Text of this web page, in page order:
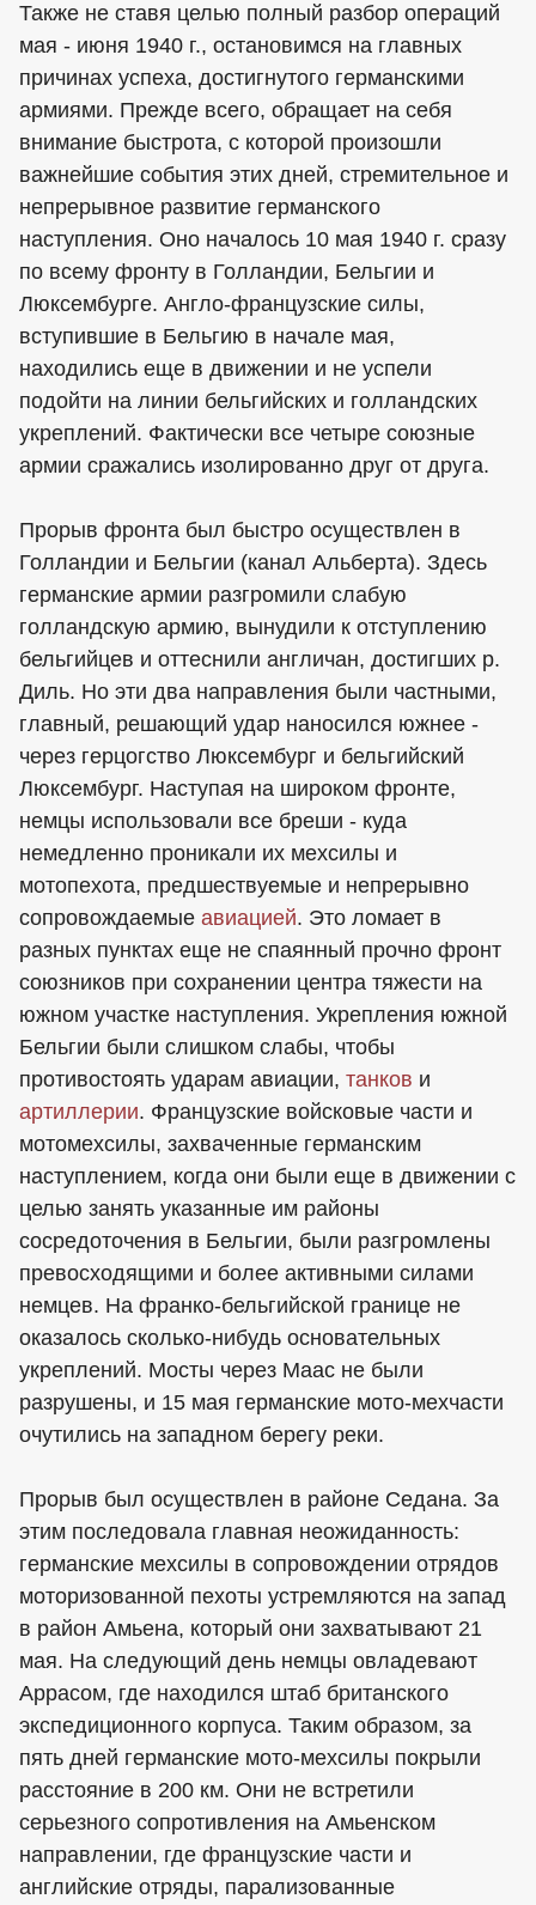
Также не ставя целью полный разбор операций
мая - июня 1940 г., остановимся на главных
причинах успеха, достигнутого германскими
армиями. Прежде всего, обращает на себя
внимание быстрота, с которой произошли
важнейшие события этих дней, стремительное и
непрерывное развитие германского
наступления. Оно началось 10 мая 1940 г. сразу
по всему фронту в Голландии, Бельгии и
Люксембурге. Англо-французские силы,
вступившие в Бельгию в начале мая,
находились еще в движении и не успели
подойти на линии бельгийских и голландских
укреплений. Фактически все четыре союзные
армии сражались изолированно друг от друга.
Прорыв фронта был быстро осуществлен в
Голландии и Бельгии (канал Альберта). Здесь
германские армии разгромили слабую
голландскую армию, вынудили к отступлению
бельгийцев и оттеснили англичан, достигших р.
Диль. Но эти два направления были частными,
главный, решающий удар наносился южнее -
через герцогство Люксембург и бельгийский
Люксембург. Наступая на широком фронте,
немцы использовали все бреши - куда
немедленно проникали их мехсилы и
мотопехота, предшествуемые и непрерывно
сопровождаемые авиацией. Это ломает в
разных пунктах еще не спаянный прочно фронт
союзников при сохранении центра тяжести на
южном участке наступления. Укрепления южной
Бельгии были слишком слабы, чтобы
противостоять ударам авиации, танков и
артиллерии. Французские войсковые части и
мотомехсилы, захваченные германским
наступлением, когда они были еще в движении с
целью занять указанные им районы
сосредоточения в Бельгии, были разгромлены
превосходящими и более активными силами
немцев. На франко-бельгийской границе не
оказалось сколько-нибудь основательных
укреплений. Мосты через Маас не были
разрушены, и 15 мая германские мото-мехчасти
очутились на западном берегу реки.
Прорыв был осуществлен в районе Седана. За
этим последовала главная неожиданность:
германские мехсилы в сопровождении отрядов
моторизованной пехоты устремляются на запад
в район Амьена, который они захватывают 21
мая. На следующий день немцы овладевают
Аррасом, где находился штаб британского
экспедиционного корпуса. Таким образом, за
пять дней германские мото-мехсилы покрыли
расстояние в 200 км. Они не встретили
серьезного сопротивления на Амьенском
направлении, где французские части и
английские отряды, парализованные